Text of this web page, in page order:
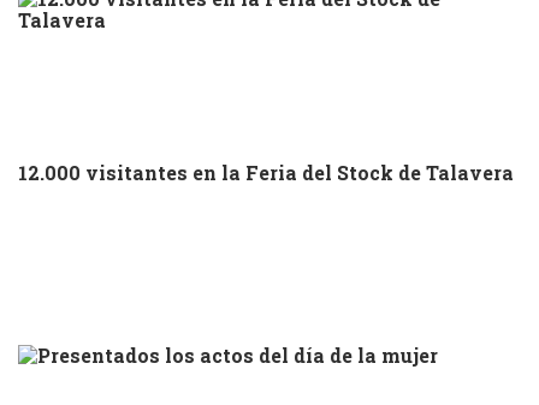
12.000 visitantes en la Feria del Stock de Talavera